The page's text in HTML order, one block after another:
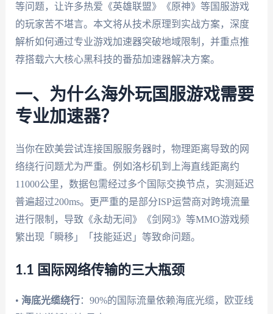
等问题，让许多热爱《英雄联盟》《原神》等国服游戏
的玩家苦不堪言。本文将从技术原理到实战方案，深度
解析如何通过专业游戏加速器突破地域限制，并重点推
荐搭载六大核心黑科技的番茄加速器解决方案。
一、为什么海外玩国服游戏需要
专业加速器？
当你在欧美尝试连接国服服务器时，物理距离导致的网
络绕行问题尤为严重。例如洛杉矶到上海直线距离约
11000公里，数据包需经过多个国际交换节点，实测延迟
普遍超过200ms。更严重的是部分ISP运营商对跨境流量
进行限制，导致《永劫无间》《剑网3》等MMO游戏频
繁出现「瞬移」「技能延迟」等致命问题。
1.1 国际网络传输的三大瓶颈
• 海底光缆绕行：90%的国际流量依赖海底光缆，欧亚线